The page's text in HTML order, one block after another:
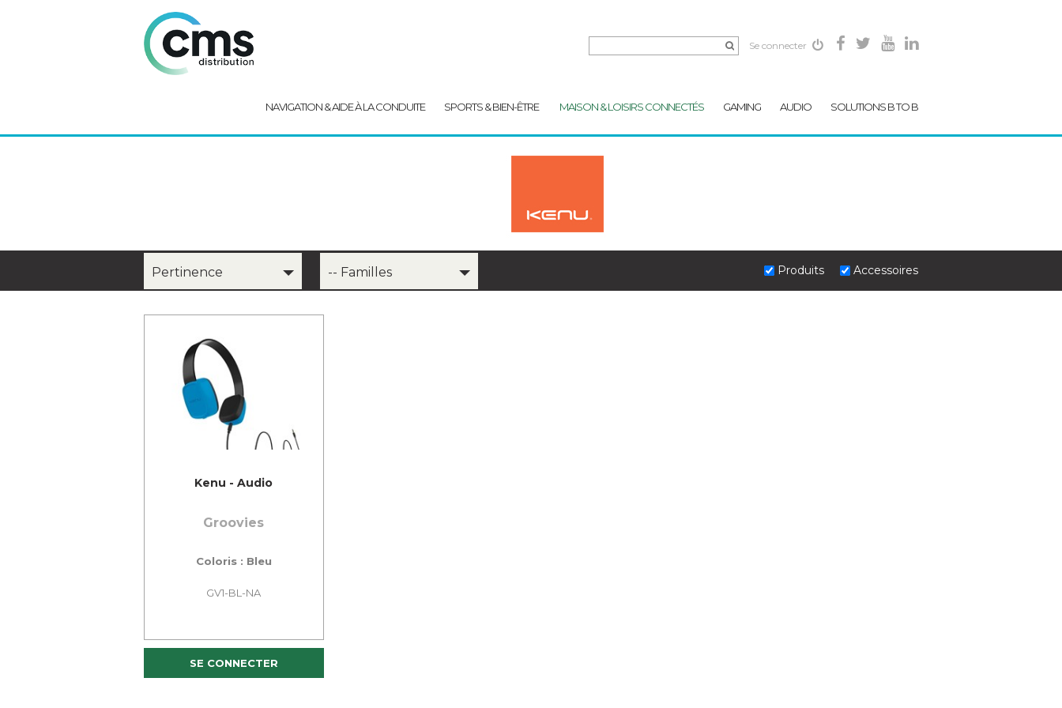
Se connecter
NAVIGATION & AIDE À LA CONDUITE SPORTS & BIEN-ÊTRE MAISON & LOISIRS CONNECTÉS GAMING AUDIO SOLUTIONS B TO B
Pertinence -- Familles Produits Accessoires
Kenu - Audio
Groovies
Coloris : Bleu
GV1-BL-NA
SE CONNECTER